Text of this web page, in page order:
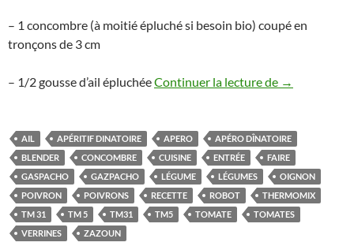
– 1 concombre (à moitié épluché si besoin bio) coupé en
tronçons de 3 cm
– 1/2 gousse d’ail épluchéeContinuer la lecture de Gaspacho
→
AIL APÉRITIF DINATOIRE APERO
APÉRO DÎNATOIRE
BLENDER
CONCOMBRE CUISINE ENTRÉE
FAIRE
GASPACHO
GAZPACHO LÉGUME LÉGUMES
OIGNON
POIVRON
POIVRONS RECETTE ROBOT
THERMOMIX
TM 31
TM 5 TM31 TM5 TOMATE
TOMATES
VERRINES
ZAZOUN